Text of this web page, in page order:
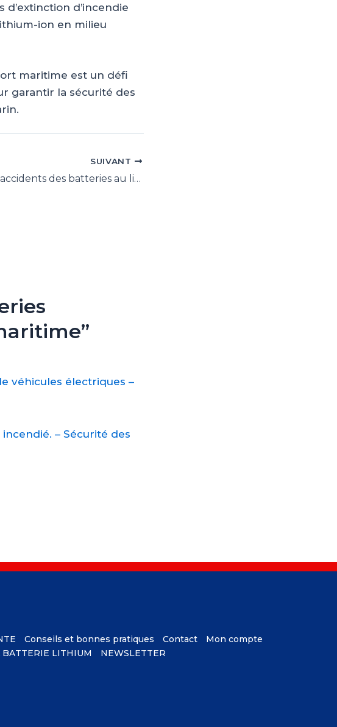
d’incendie
ion en milieu
maritime est un défi
garantir la sécurité des
SUIVANT
Les accidents des batteries au lithium
véhicules électriques –
– Sécurité des
Conseils et bonnes pratiques Contact
Mon compte
BATTERIE LITHIUM
NEWSLETTER